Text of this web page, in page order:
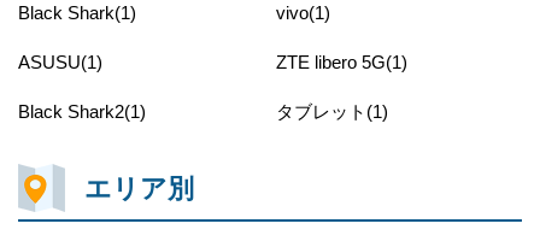
Black Shark(1) vivo(1)
ASUSU(1) ZTE libero 5G(1)
Black Shark2(1) タブレット(1)
エリア別